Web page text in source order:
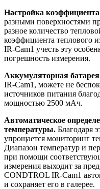
Настройка
разными поверхностями
разное количество
коэффициента теплового
IR-Cam1 учесть эту
погрешность измерения.
Аккумуляторная
IR-Cam1, можете не
источников питания
мощностью 2500 мАч.
Автоматическое
температуры. Благодаря
упрощается мониторинг
Диапазон температур и
при помощи
измерения выходит за
CONDTROL IR-Cam1
и сохраняет его в галерее.